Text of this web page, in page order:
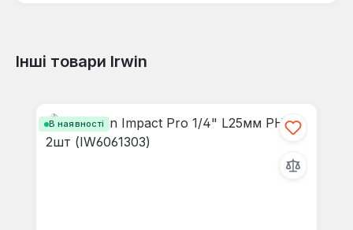
Відгуків не знайдено. Поділіться
Інші товари Irwin
В наявності